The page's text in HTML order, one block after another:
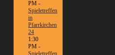
PM -
Spieletreffen
in
Pfarrkirchen
24
1:30
PM -